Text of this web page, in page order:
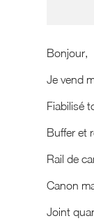
Bonjour,
Je vend
Fiabilisé
Buffer et
Rail de
Canon
Joint